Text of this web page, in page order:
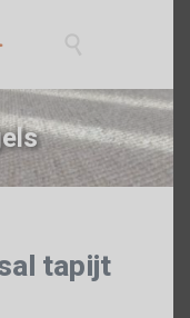
tapijt